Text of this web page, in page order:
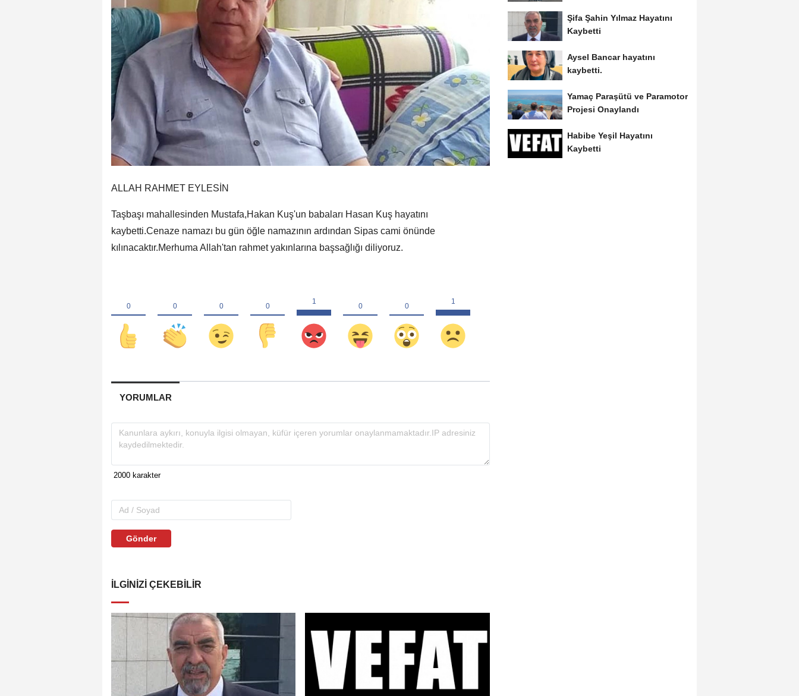
ALLAH RAHMET EYLESİN
Taşbaşı mahallesinden Mustafa,Hakan Kuş'un babaları Hasan Kuş hayatını
kaybetti.Cenaze namazı bu gün öğle namazının ardından Sipas cami önünde
kılınacaktır.Merhuma Allah'tan rahmet yakınlarına başsağlığı diliyoruz.
YORUMLAR
Gönder
İLGINIZI ÇEKEBILIR
Şifa Şahin Yılmaz Hayatını
Kaybetti
Aysel Bancar hayatını
kaybetti.
Yamaç Paraşütü ve Paramotor
Projesi Onaylandı
Habibe Yeşil Hayatını
Kaybetti